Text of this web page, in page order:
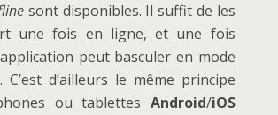
sont disponibles. Il suffit de les
une fois en ligne, et une fois
peut basculer en mode
C’est d’ailleurs le même principe
ou tablettes Android/iOS